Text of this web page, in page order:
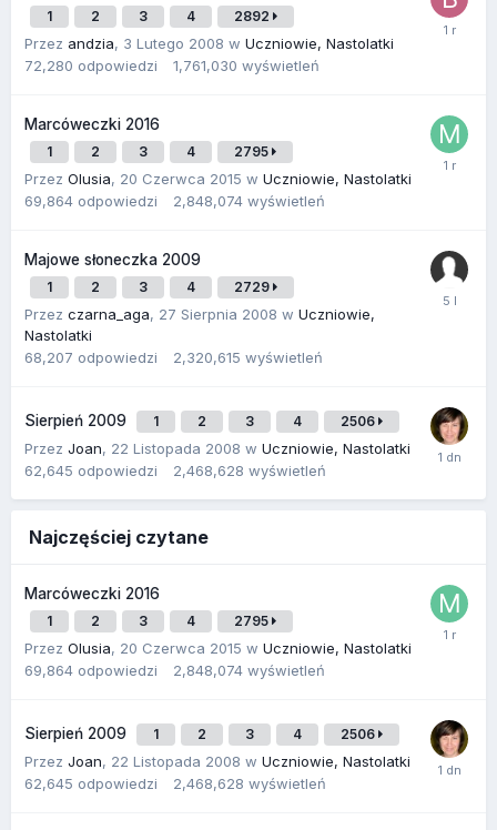
1 2 3 4 2892
Przez andzia, 3 Lutego 2008 w Uczniowie, Nastolatki
72,280 odpowiedzi 1,761,030 wyświetleń
Marcóweczki 2016
1 2 3 4 2795
Przez Olusia, 20 Czerwca 2015 w Uczniowie, Nastolatki
69,864 odpowiedzi 2,848,074 wyświetleń
Majowe słoneczka 2009
1 2 3 4 2729
Przez czarna_aga, 27 Sierpnia 2008 w Uczniowie,
Nastolatki
68,207 odpowiedzi 2,320,615 wyświetleń
Sierpień 2009 1 2 3 4 2506
Przez Joan, 22 Listopada 2008 w Uczniowie, Nastolatki
62,645 odpowiedzi 2,468,628 wyświetleń
Najczęściej czytane
Marcóweczki 2016
1 2 3 4 2795
Przez Olusia, 20 Czerwca 2015 w Uczniowie, Nastolatki
69,864 odpowiedzi 2,848,074 wyświetleń
Sierpień 2009 1 2 3 4 2506
Przez Joan, 22 Listopada 2008 w Uczniowie, Nastolatki
62,645 odpowiedzi 2,468,628 wyświetleń